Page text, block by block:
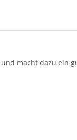
macht dazu ein